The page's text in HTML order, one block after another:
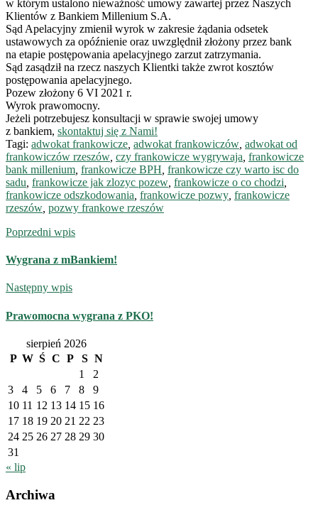
w którym ustalono nieważność umowy zawartej przez Naszych
Klientów z Bankiem Millenium S.A.
Sąd Apelacyjny zmienił wyrok w zakresie żądania odsetek
ustawowych za opóźnienie oraz uwzględnił złożony przez bank
na etapie postępowania apelacyjnego zarzut zatrzymania.
Sąd zasądził na rzecz naszych Klientki także zwrot kosztów
postępowania apelacyjnego.
Pozew złożony 6 VI 2021 r.
Wyrok prawomocny.
Jeżeli potrzebujesz konsultacji w sprawie swojej umowy
z bankiem, skontaktuj się z Nami!
Tagi: adwokat frankowicze adwokat frankowiczów adwokat od
frankowiczów rzeszów czy frankowicze wygrywaja frankowicze
bank millenium frankowicze BPH frankowicze czy warto isc do
sadu frankowicze jak zlozyc pozew frankowicze o co chodzi
frankowicze odszkodowania frankowicze pozwy frankowicze
rzeszów pozwy frankowe rzeszów
Poprzedni wpis
Wygrana z mBankiem!
Następny wpis
Prawomocna wygrana z PKO!
sierpień 2026
P W Ś C P S N
1
2
3
4 5 6 7 8
9
10 11 12 13 14 15 16
17 18 19 20 21 22 23
24 25 26 27 28 29 30
31
« lip
Archiwa